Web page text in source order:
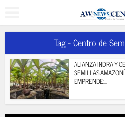
Tag - Centro de
ALIANZA INDRA Y
SEMILLAS
EMPRENDE:...